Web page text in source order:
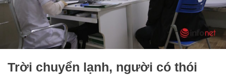
Trời chuyển lạnh, người có thói